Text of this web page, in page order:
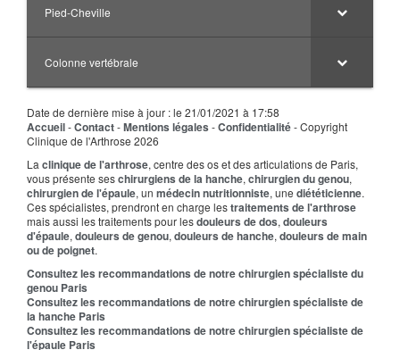
Pied-Cheville
Colonne vertébrale
Date de dernière mise à jour : le 21/01/2021 à 17:58
Accueil-Contact-Mentions légales -Confidentialité- Copyright
Clinique de l'Arthrose 2026
La clinique de l'arthrose, centre des os et des articulations de Paris,
vous présente seschirurgiens de la hanche, chirurgien du genou,
chirurgien de l'épaule, un médecin nutritionniste, une diététicienne.
Ces spécialistes, prendront en charge lestraitements de l'arthrose
mais aussi les traitements pour lesdouleurs de dos, douleurs
d'épaule, douleurs de genou, douleurs de hanche, douleurs de main
ou de poignet.
Consultez les recommandations de notre chirurgien spécialiste du
genou Paris
Consultez les recommandations de notre chirurgien spécialiste de
la hanche Paris
Consultez les recommandations de notre chirurgien spécialiste de
l'épaule Paris